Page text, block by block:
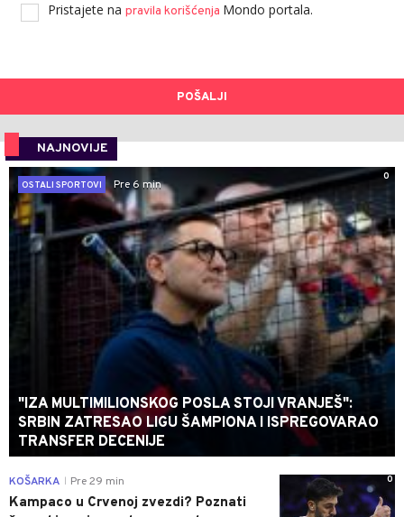
Pristajete na pravila korišćenja Mondo portala.
POŠALJI
NAJNOVIJE
0
OSTALI SPORTOVI
Pre 6 min
"IZA MULTIMILIONSKOG POSLA STOJI VRANJEŠ":
SRBIN ZATRESAO LIGU ŠAMPIONA I ISPREGOVARAO
TRANSFER DECENIJE
0
KOŠARKA Pre 29 min
Kampaco u Crvenoj zvezdi? Poznati